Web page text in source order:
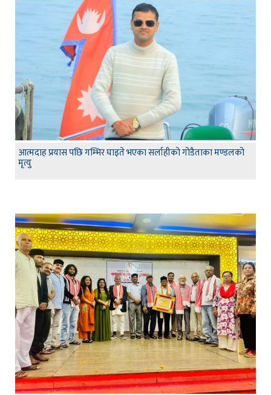
आत्मदाह प्रयास पछि गम्भिर घाइते भएका सर्लाहीको गोडैताका मण्डलको
मृत्यु